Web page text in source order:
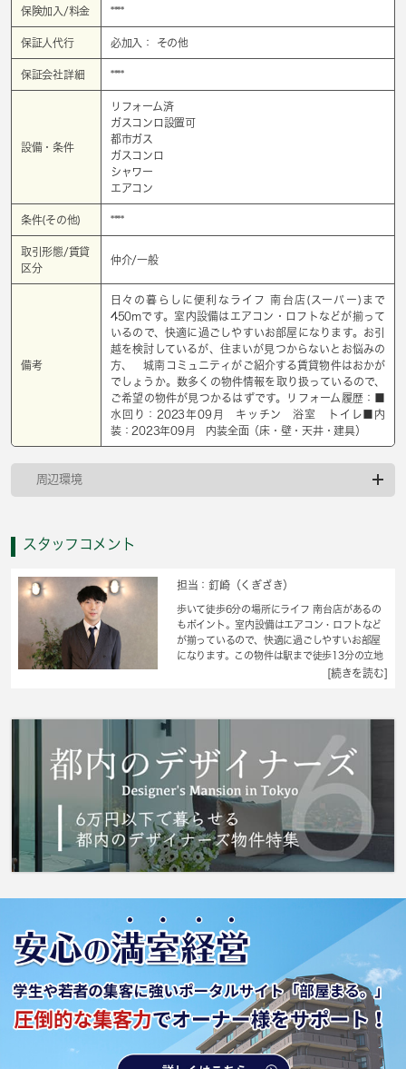
保険加入/料金 ****
保証人代行 必加入： その他
保証会社詳細 ****
設備・条件
リフォーム済
ガスコンロ設置可
都市ガス
ガスコンロ
シャワー
エアコン
条件(その他) ****
取引形態/賃貸
区分
仲介/一般
備考
日々の暮らしに便利なライフ 南台店(スーパー)まで
450mです。室内設備はエアコン・ロフトなどが揃って
いるので、快適に過ごしやすいお部屋になります。お引
越を検討しているが、住まいが見つからないとお悩みの
方、 城南コミュニティがご紹介する賃貸物件はおかが
でしょうか。数多くの物件情報を取り扱っているので、
ご希望の物件が見つかるはずです。リフォーム履歴：■
水回り：2023年09月 キッチン 浴室 トイレ■内
装：2023年09月 内装全面（床・壁・天井・建具）
周辺環境
スタッフコメント
担当：釘崎（くぎざき）
歩いて徒歩6分の場所にライフ 南台店があるの
もポイント。室内設備はエアコン・ロフトなど
が揃っているので、快適に過ごしやすいお部屋
になります。この物件は駅まで徒歩13分の立地
です。賃料10万円以下をご希望のお客様、ぜひ
引越しをお考えの方は、こちら 城南コミュニ
望がございましたらお気軽にご連絡下さい。
[続きを読む]